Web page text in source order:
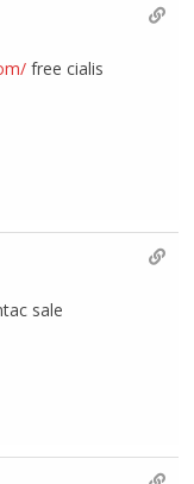
free cialis
sale